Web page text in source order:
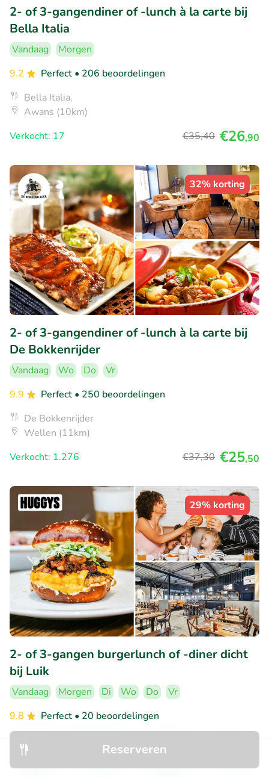
Reserveren
2- of 3-gangendiner of -lunch à la carte bij
Bella Italia
Vandaag
Morgen
9.2
Perfect • 206 beoordelingen
Bella Italia.
Awans (10km)
Verkocht: 17
€35,40 €26,90
32% korting
2- of 3-gangendiner of -lunch à la carte bij
De Bokkenrijder
Vandaag Wo Do
Vr
9.9
Perfect • 250 beoordelingen
De Bokkenrijder
Wellen (11km)
Verkocht: 1.276
€37,30 €25,50
29% korting
2- of 3-gangen burgerlunch of -diner dicht
bij Luik
Vandaag Morgen Di Wo Do
Vr
9.8
Perfect • 20 beoordelingen
Awans (11km)